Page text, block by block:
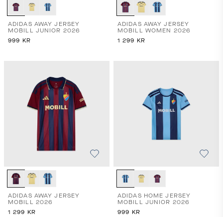
ADIDAS AWAY JERSEY
MOBILL JUNIOR 2026
999 KR
ADIDAS AWAY JERSEY
MOBILL WOMEN 2026
1 299 KR
ADIDAS AWAY JERSEY
MOBILL 2026
1 299 KR
ADIDAS HOME JERSEY
MOBILL JUNIOR 2026
999 KR